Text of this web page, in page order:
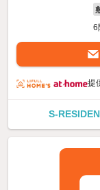
6
提
S-